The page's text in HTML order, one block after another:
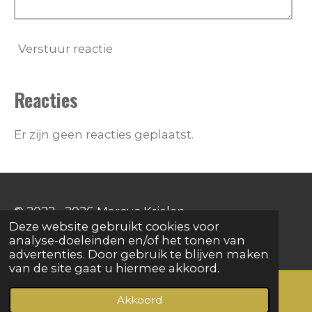
Deze website gebruikt cookies voor
analyse-doeleinden en/of het tonen van
advertenties. Door gebruik te blijven maken
van de site gaat u hiermee akkoord.
Akkoord
Verstuur reactie
Reacties
Er zijn geen reacties geplaatst.
© 2022 - 2026 Marcus Krielen
Powered byJouwWeb